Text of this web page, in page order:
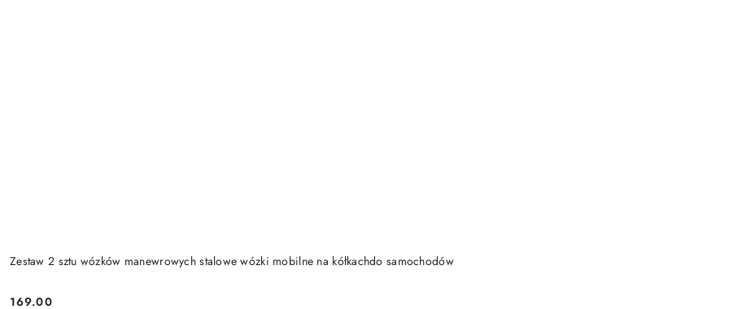
Zestaw 2 sztu wózków manewrowych stalowe wózki mobilne na kółkachdo samochodów
169.00